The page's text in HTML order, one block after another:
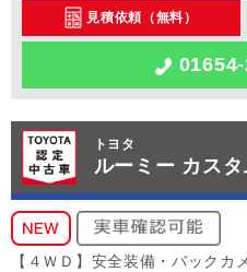
見積依頼（無料）
トヨタ
ルーミー カスタ
【４ＷＤ】安全装備・バック